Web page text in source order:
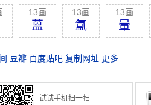
13画
蒕
13画
氲
13画
暈
豆瓣 百度贴吧 复制网址 更多
试试手机扫一扫